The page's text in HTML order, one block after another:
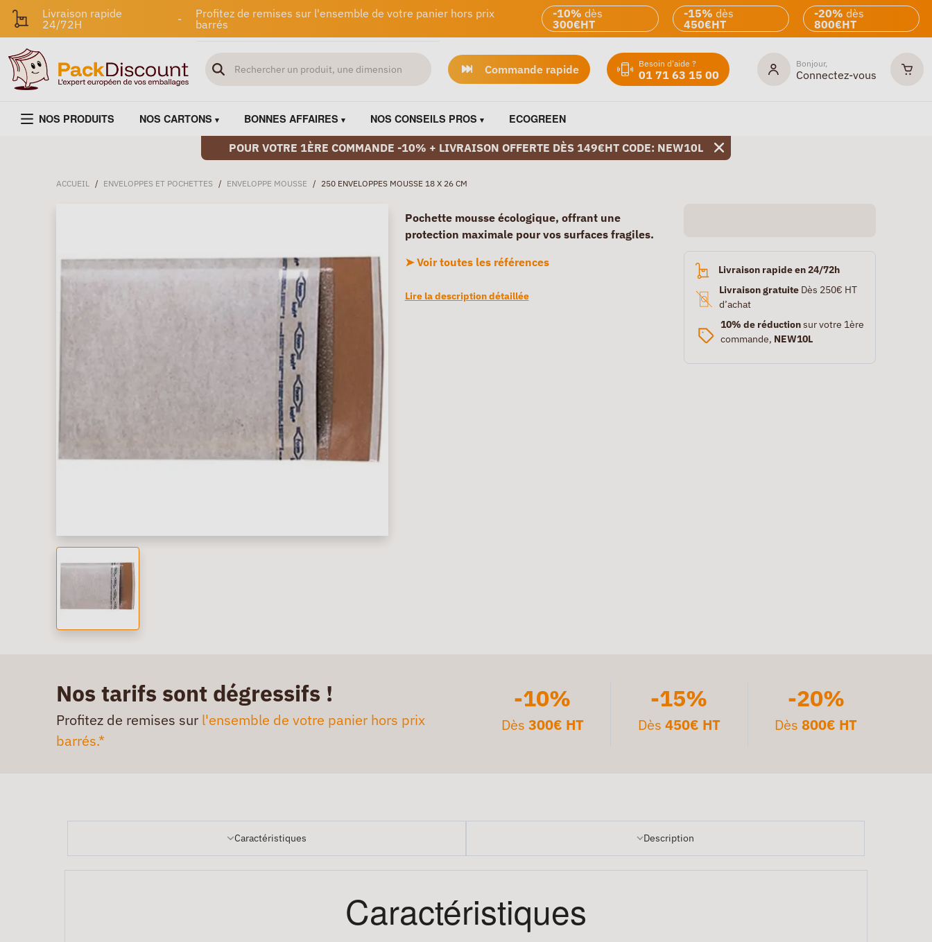
Livraison rapide
24/72H
-
Profitez de remises sur l'ensemble de votre panier hors prix
barrés
-10% dès
300€HT
-15% dès
450€HT
-20% dès
800€HT
Commande rapide Besoin d'aide ?
01 71 63 15 00
Bonjour,
Connectez-vous
NOS PRODUITS NOS CARTONS BONNES AFFAIRES NOS CONSEILS PROS ECOGREEN
POUR VOTRE 1ÈRE COMMANDE -10% + LIVRAISON OFFERTE DÈS 149€HT CODE: NEW10L
ACCUEIL / ENVELOPPES ET POCHETTES / ENVELOPPE MOUSSE / 250 ENVELOPPES MOUSSE 18 X 26 CM
Pochette mousse écologique, offrant une
protection maximale pour vos surfaces fragiles.
➤ Voir toutes les références
Lire la description détaillée
Livraison rapide en 24/72h
Livraison gratuiteDès 250€ HT
d’achat
10% de réductionsur votre 1ère
commande, NEW10L
Nos tarifs sont dégressifs !
Profitez de remises sur l'ensemble de votre panier hors prix
barrés.*
-10%
Dès 300€ HT
-15%
Dès 450€ HT
-20%
Dès800€ HT
Caractéristiques Description
Caractéristiques